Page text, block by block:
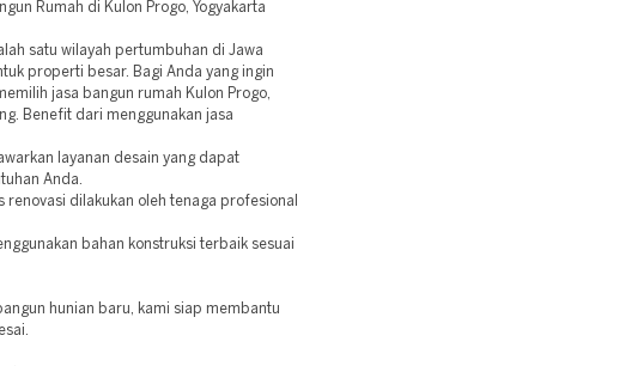
Rumah di Kulon Progo, Yogyakarta
satu wilayah pertumbuhan di Jawa
properti besar. Bagi Anda yang ingin
jasa bangun rumah Kulon Progo,
Benefit dari menggunakan jasa
layanan desain yang dapat
Anda.
renovasi dilakukan oleh tenaga profesional
bahan konstruksi terbaik sesuai
hunian baru, kami siap membantu